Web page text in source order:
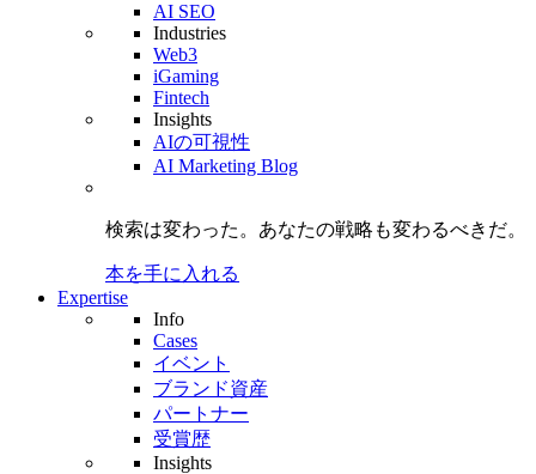
AI SEO
Industries
Web3
iGaming
Fintech
Insights
AIの可視性
AI Marketing Blog
検索は変わった。 あなたの戦略も変わるべきだ。
本を手に入れる
Expertise
Info
Cases
イベント
ブランド資産
パートナー
受賞歴
Insights